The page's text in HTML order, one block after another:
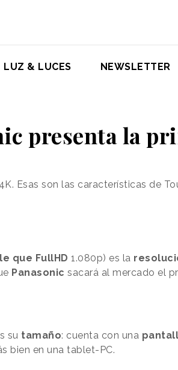
LUZ & LUCES NEWSLETTER
presenta la
Esas son las características de
que FullHD 1.080p) es la
Panasonic sacará al mercado el
su tamaño: cuenta con una
bien en una tablet-PC.